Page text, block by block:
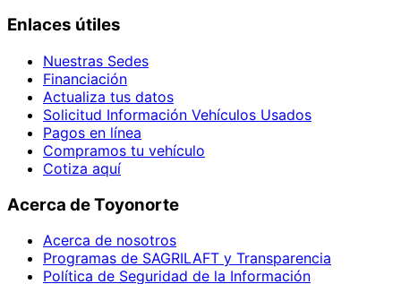
Enlaces útiles
Nuestras Sedes
Financiación
Actualiza tus datos
Solicitud Información Vehículos Usados
Pagos en línea
Compramos tu vehículo
Cotiza aquí
Acerca de Toyonorte
Acerca de nosotros
Programas de SAGRILAFT y Transparencia
Política de Seguridad de la Información